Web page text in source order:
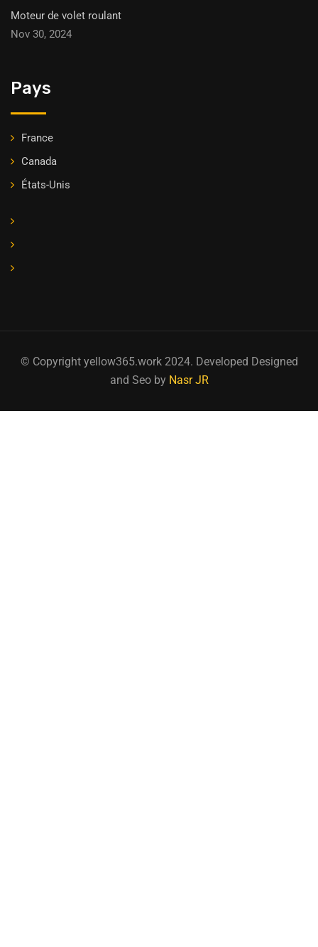
Moteur de volet roulant
Nov 30, 2024
Pays
France
Canada
États-Unis
© Copyright yellow365.work 2024. Developed Designed
and Seo by Nasr JR